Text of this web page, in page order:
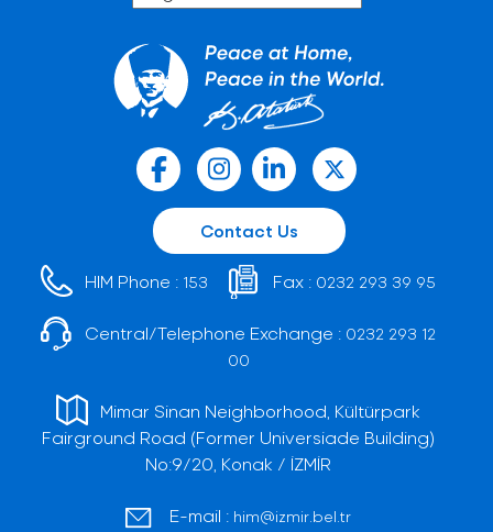
Contact Us
HIM Phone : 153 Fax : 0232 293 39 95
Central/Telephone Exchange : 0232 293 12
00
Mimar Sinan Neighborhood, Kültürpark
Fairground Road (Former Universiade Building)
No:9/20, Konak / İZMİR
E-mail : him@izmir.bel.tr